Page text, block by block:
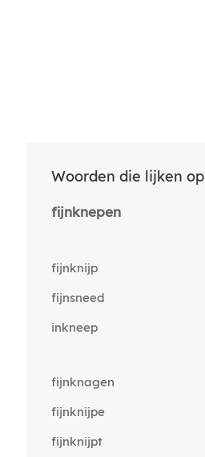
Woorden die lijken op
fijnknepen
fijnknijp
fijnsneed
inkneep
fijnknagen
fijnknijpe
fijnknijpt